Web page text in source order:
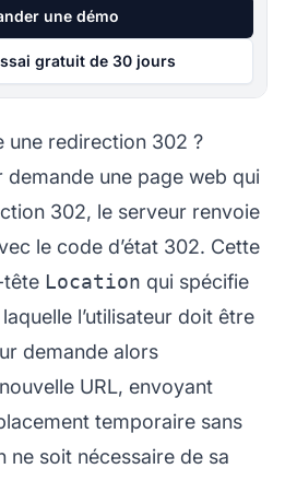
une démo
gratuit de 30 jours
une redirection 302 ?
demande une page web qui
302, le serveur renvoie
le code d’état 302. Cette
tête Location qui spécifie
l’utilisateur doit être
demande alors
URL, envoyant
temporaire sans
ne soit nécessaire de sa